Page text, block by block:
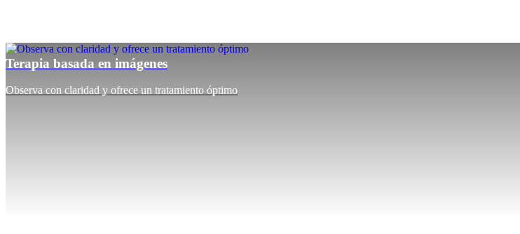
Terapia basada en imágenes
Observa con claridad y ofrece un tratamiento óptimo